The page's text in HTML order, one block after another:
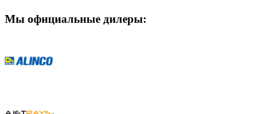
Мы официальные дилеры: